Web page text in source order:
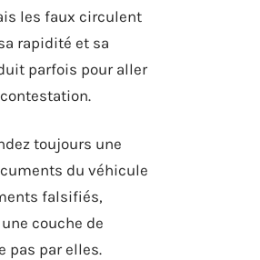
les faux circulent
rapidité et sa
parfois pour aller
toujours une
du véhicule
falsifiés,
couche de
pas par elles.